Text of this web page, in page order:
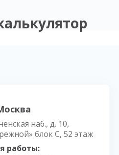
наб., д. 10,
блок С, 52 этаж
работы: